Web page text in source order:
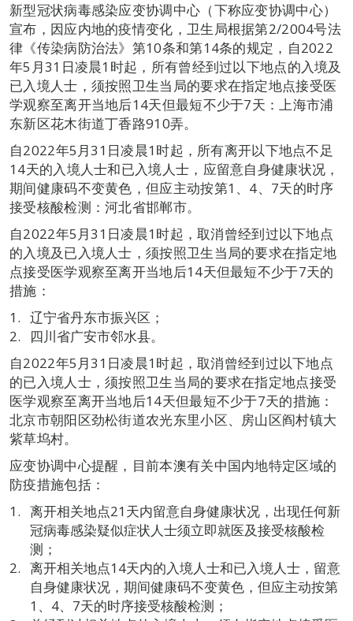
新型冠状病毒感染应变协调中心（下称应变协调中心）
宣布，因应内地的疫情变化，卫生局根据第2/2004号法
律《传染病防治法》第10条和第14条的规定，自2022
年5月31日凌晨1时起，所有曾经到过以下地点的入境及
已入境人士，须按照卫生当局的要求在指定地点接受医
学观察至离开当地后14天但最短不少于7天：上海市浦
东新区花木街道丁香路910弄。
自2022年5月31日凌晨1时起，所有离开以下地点不足
14天的入境人士和已入境人士，应留意自身健康状况，
期间健康码不变黄色，但应主动按第1、4、7天的时序
接受核酸检测：河北省邯郸市。
自2022年5月31日凌晨1时起，取消曾经到过以下地点
的入境及已入境人士，须按照卫生当局的要求在指定地
点接受医学观察至离开当地后14天但最短不少于7天的
措施：
辽宁省丹东市振兴区；
四川省广安市邻水县。
自2022年5月31日凌晨1时起，取消曾经到过以下地点
的已入境人士，须按照卫生当局的要求在指定地点接受
医学观察至离开当地后14天但最短不少于7天的措施：
北京市朝阳区劲松街道农光东里小区、房山区阎村镇大
紫草坞村。
应变协调中心提醒，目前本澳有关中国内地特定区域的
防疫措施包括：
离开相关地点21天内留意自身健康状况，出现任何新
冠病毒感染疑似症状人士须立即就医及接受核酸检
测；
离开相关地点14天内的入境人士和已入境人士，留意
自身健康状况，期间健康码不变黄色，但应主动按第
1、4、7天的时序接受核酸检测；